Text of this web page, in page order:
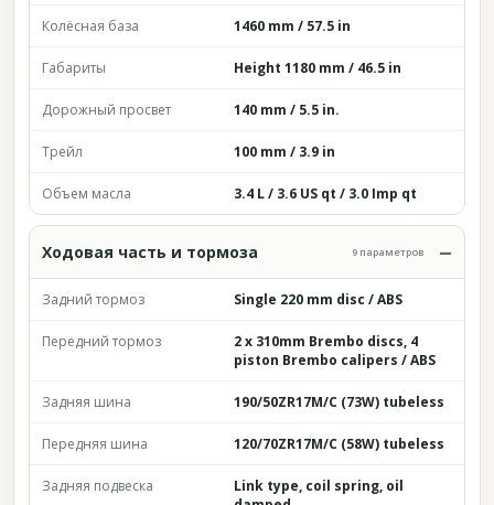
Колёсная база 1460 mm / 57.5 in
Габариты Height 1180 mm / 46.5 in
Дорожный просвет 140 mm / 5.5 in.
Трейл 100 mm / 3.9 in
Объем масла 3.4 L / 3.6 US qt / 3.0 Imp qt
Ходовая часть и тормоза 9 параметров
Задний тормоз Single 220 mm disc / ABS
Передний тормоз
2 x 310mm Brembo discs, 4
piston Brembo calipers / ABS
Задняя шина 190/50ZR17M/C (73W) tubeless
Передняя шина 120/70ZR17M/C (58W) tubeless
Задняя подвеска
Link type, coil spring, oil